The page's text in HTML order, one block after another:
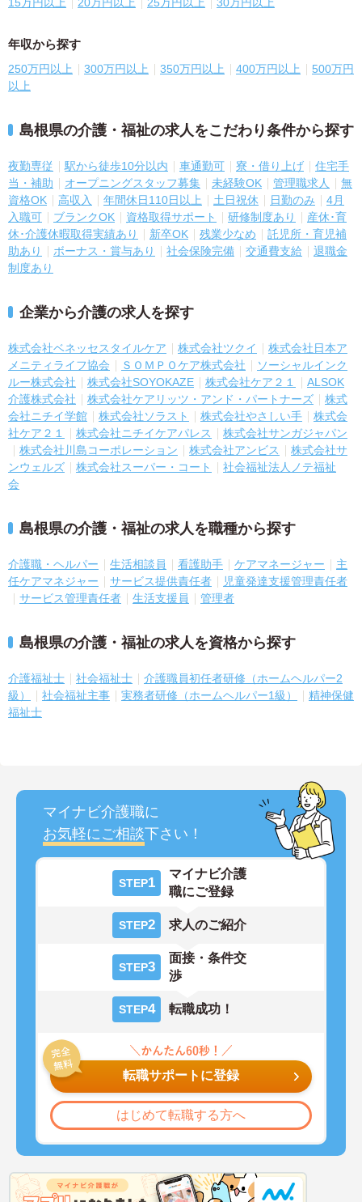
15万円以上 20万円以上 25万円以上 30万円以上
年収から探す
250万円以上 300万円以上 350万円以上 400万円以上
500万円
以上
島根県の介護・福祉の求人をこだわり条件から探す
夜勤専従 駅から徒歩10分以内 車通勤可 寮・借り上げ
住宅手
当・補助
オープニングスタッフ募集 未経験OK 管理職求人
無
資格OK
高収入 年間休日110日以上 土日祝休 日勤のみ
4月
入職可
ブランクOK 資格取得サポート 研修制度あり
産休･育
休･介護休暇取得実績あり
新卒OK 残業少なめ
託児所・育児補
助あり
ボーナス・賞与あり 社会保険完備 交通費支給
退職金
制度あり
企業から介護の求人を探す
株式会社ベネッセスタイルケア 株式会社ツクイ
株式会社日本ア
メニティライフ協会
ＳＯＭＰＯケア株式会社
ソーシャルインク
ルー株式会社
株式会社SOYOKAZE 株式会社ケア２１
ALSOK
介護株式会社
株式会社ケアリッツ・アンド・パートナーズ
株式
会社ニチイ学館
株式会社ソラスト 株式会社やさしい手
株式会
社ケア２１
株式会社ニチイケアパレス
株式会社サンガジャパン
株式会社川島コーポレーション
株式会社アンビス
株式会社サ
ンウェルズ
株式会社スーパー・コート
社会福祉法人ノテ福祉
会
島根県の介護・福祉の求人を職種から探す
介護職・ヘルパー 生活相談員 看護助手 ケアマネージャー
主
任ケアマネジャー
サービス提供責任者
児童発達支援管理責任者
サービス管理責任者
生活支援員 管理者
島根県の介護・福祉の求人を資格から探す
介護福祉士 社会福祉士
介護職員初任者研修（ホームヘルパー2
級）
社会福祉主事 実務者研修（ホームヘルパー1級）
精神保健
福祉士
マイナビ介護職に
お気軽にご相談下さい！
STEP1
マイナビ介護
職にご登録
STEP2 求人のご紹介
STEP3
面接・条件交
渉
STEP4 転職成功！
転職サポートに登録
はじめて転職する方へ